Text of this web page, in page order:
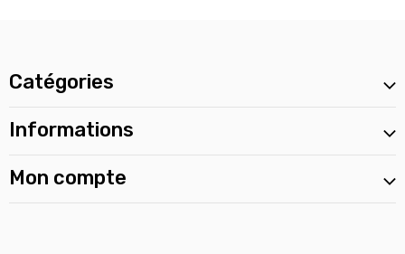
Catégories
Informations
Mon compte